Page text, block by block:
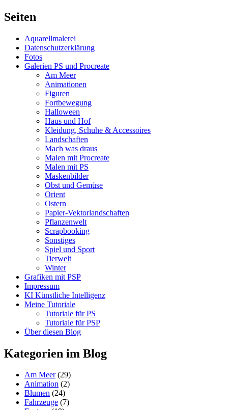
Seiten
Aquarellmalerei
Datenschutzerklärung
Fotos
Galerien PS und Procreate
Am Meer
Animationen
Figuren
Fortbewegung
Halloween
Haus und Hof
Kleidung, Schuhe & Accessoires
Landschaften
Mach was draus
Malen mit Procreate
Malen mit PS
Maskenbilder
Obst und Gemüse
Orient
Ostern
Papier-Vektorlandschaften
Pflanzenwelt
Scrapbooking
Sonstiges
Spiel und Sport
Tierwelt
Winter
Grafiken mit PSP
Impressum
KI Künstliche Intelligenz
Meine Tutoriale
Tutoriale für PS
Tutoriale für PSP
Über diesen Blog
Kategorien im Blog
Am Meer(29)
Animation (2)
Blumen (24)
Fahrzeuge (7)